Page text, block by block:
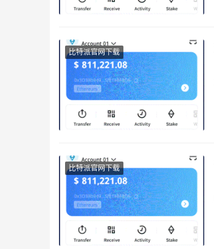
比特派官网下载
比特派官网下载